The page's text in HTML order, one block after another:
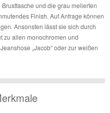
und die grau melierten
Finish. Auf Anfrage können
Ansonsten lässt sie sich durch
zu allen monochromen und
„Jacob“ oder zur weißen